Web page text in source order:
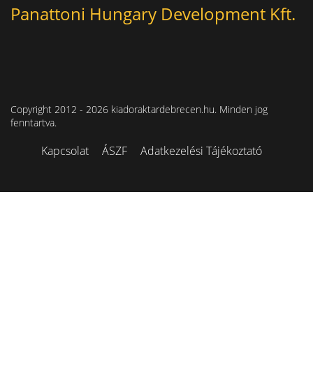
Panattoni Hungary Development Kft.
Copyright 2012 - 2026 kiadoraktardebrecen.hu. Minden jog
fenntartva.
Kapcsolat ÁSZF Adatkezelési Tájékoztató